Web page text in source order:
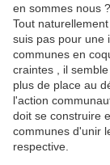
en sommes nous ?
Tout
suis pas pour une
communes en
craintes , il
plus de place au
l'action
doit se construire
communes d'unir
respective.